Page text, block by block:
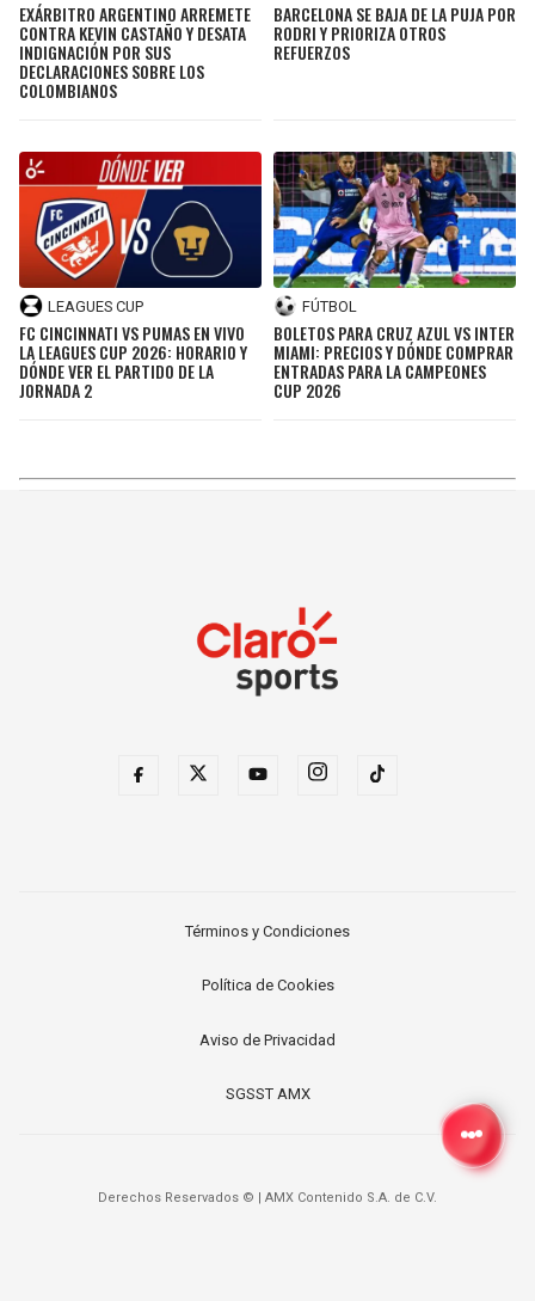
EXÁRBITRO ARGENTINO ARREMETE
CONTRA KEVIN CASTAÑO Y DESATA
INDIGNACIÓN POR SUS
DECLARACIONES SOBRE LOS
COLOMBIANOS
BARCELONA SE BAJA DE LA PUJA POR
RODRI Y PRIORIZA OTROS
REFUERZOS
LEAGUES CUP
FC CINCINNATI VS PUMAS EN VIVO
LA LEAGUES CUP 2026: HORARIO Y
DÓNDE VER EL PARTIDO DE LA
JORNADA 2
FÚTBOL
BOLETOS PARA CRUZ AZUL VS INTER
MIAMI: PRECIOS Y DÓNDE COMPRAR
ENTRADAS PARA LA CAMPEONES
CUP 2026
Términos y Condiciones
Política de Cookies
Aviso de Privacidad
SGSST AMX
Derechos Reservados © | AMX Contenido S.A. de C.V.